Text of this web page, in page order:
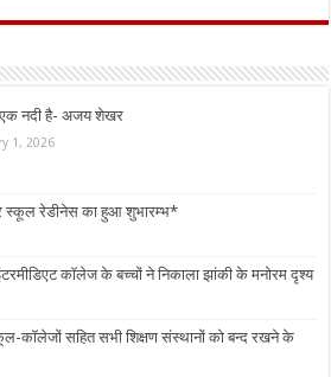
एक नदी है- अजय शेखर
1, 2026
स्कूल रेडीनेस का हुआ शुभारम्भ*
कॉलेज के बच्चों ने निकाला झांकी के मनोरम दृश्य
कॉलेजों सहित सभी शिक्षण संस्थानों को बन्द रखने के